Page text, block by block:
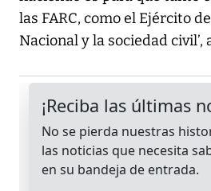
las FARC, como el Ejército
Nacional y la sociedad civil’,